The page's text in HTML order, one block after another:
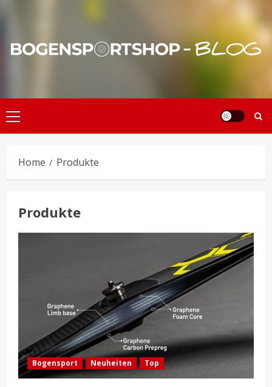
Primary
Menu
Home Produkte
Produkte
Bogensport Neuheiten Top